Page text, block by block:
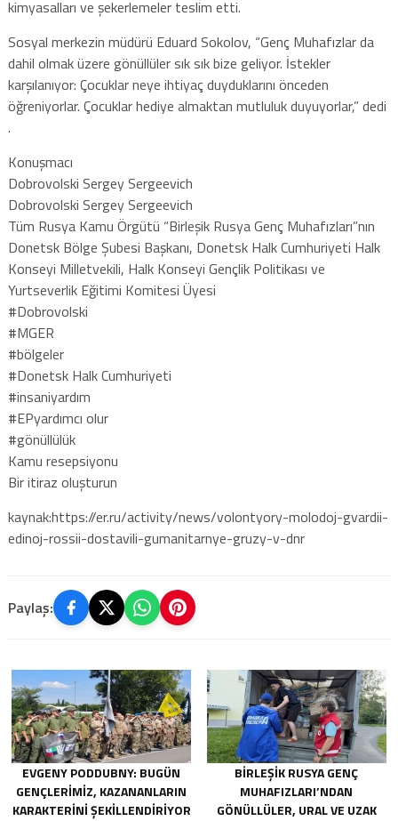
kimyasalları ve şekerlemeler teslim etti.
Sosyal merkezin müdürü Eduard Sokolov, “Genç Muhafızlar da
dahil olmak üzere gönüllüler sık sık bize geliyor. İstekler
karşılanıyor: Çocuklar neye ihtiyaç duyduklarını önceden
öğreniyorlar. Çocuklar hediye almaktan mutluluk duyuyorlar,” dedi
.
Konuşmacı
Dobrovolski Sergey Sergeevich
Dobrovolski Sergey Sergeevich
Tüm Rusya Kamu Örgütü “Birleşik Rusya Genç Muhafızları”nın
Donetsk Bölge Şubesi Başkanı, Donetsk Halk Cumhuriyeti Halk
Konseyi Milletvekili, Halk Konseyi Gençlik Politikası ve
Yurtseverlik Eğitimi Komitesi Üyesi
#Dobrovolski
#‎MGER
#bölgeler
#Donetsk Halk Cumhuriyeti
#insaniyardım
#EPyardımcı olur
#gönüllülük
Kamu resepsiyonu
Bir itiraz oluşturun
kaynak:https://er.ru/activity/news/volontyory-molodoj-gvardii-
edinoj-rossii-dostavili-gumanitarnye-gruzy-v-dnr
Paylaş:
EVGENY PODDUBNY: BUGÜN
GENÇLERIMIZ, KAZANANLARIN
KARAKTERINI ŞEKILLENDIRIYOR
BIRLEŞIK RUSYA GENÇ
MUHAFIZLARI’NDAN
GÖNÜLLÜLER, URAL VE UZAK